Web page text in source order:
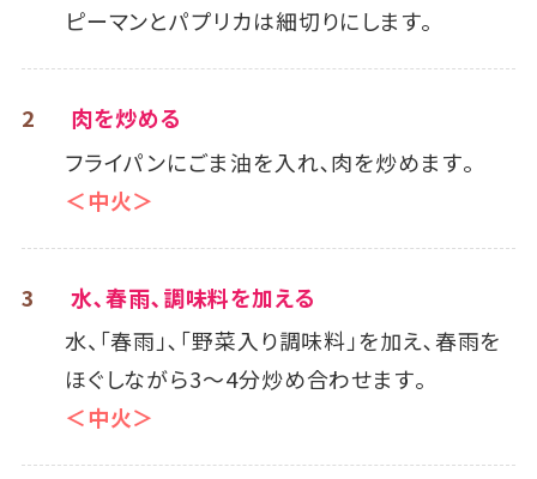
ピーマンとパプリカは細切りにします。
2
肉を炒める
フライパンにごま油を入れ､肉を炒めます｡
＜中火＞
3
水､春雨､調味料を加える
水、「春雨」､「野菜入り調味料」を加え､春雨を
ほぐしながら3～4分炒め合わせます｡
＜中火＞